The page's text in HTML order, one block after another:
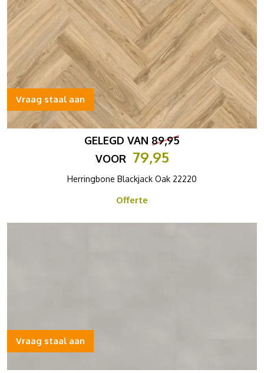
GELEGD VAN 89,95
VOOR 79,95
Herringbone Blackjack Oak 22220
Offerte
Vraag staal aan
Vraag staal aan